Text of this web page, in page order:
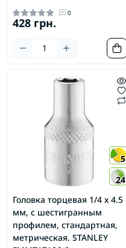
0
428 грн.
5
24
Головка торцевая 1/4 х 4.5
мм, с шестигранным
профилем, стандартная,
метрическая. STANLEY